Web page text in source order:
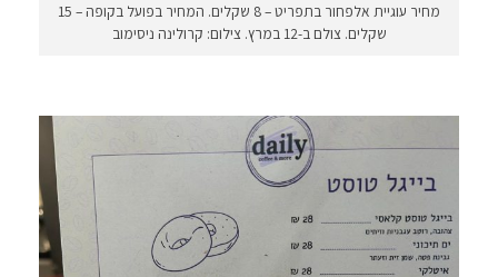
מחיר עוגיית אלפחור בתפריט – 8 שקלים. המחיר בפועל בקופה – 15
שקלים. צולם ב-12 במרץ. צילום: קרולינה ניסימוב